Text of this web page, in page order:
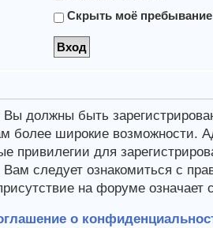
Скрыть моё пребывание
должны быть
более широкие возможности.
привилегии для
Вам следует ознакомиться с
на форуме означает
о